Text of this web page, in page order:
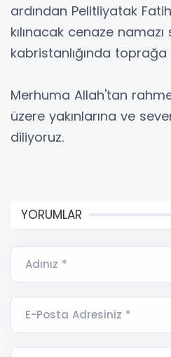
ardından Pelitliyatak
kılınacak cenaze namazı
kabristanlığında toprağa
Merhuma Allah'tan
üzere yakınlarına ve
diliyoruz.
YORUMLAR
Adınız *
E-Posta Adresiniz *